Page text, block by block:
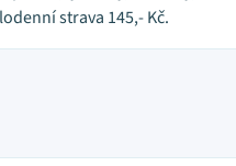
strava 145,- Kč.